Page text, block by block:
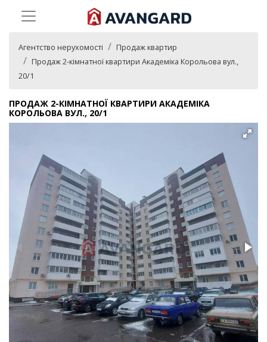
Агентство нерухомості
Продаж квартир
Продаж 2-кімнатної квартири Академіка Корольова вул.,
20/1
ПРОДАЖ 2-КІМНАТНОЇ КВАРТИРИ АКАДЕМІКА
КОРОЛЬОВА ВУЛ., 20/1